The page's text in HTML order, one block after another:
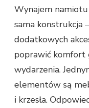
Wynajem
sama konstrukcja
dodatkowych
poprawić komfort
wydarzenia.
elementów są
i krzesła.